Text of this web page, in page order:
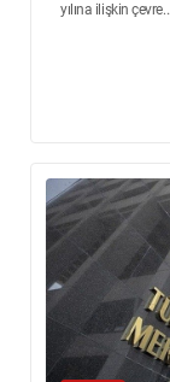
yılına ilişkin çevre...